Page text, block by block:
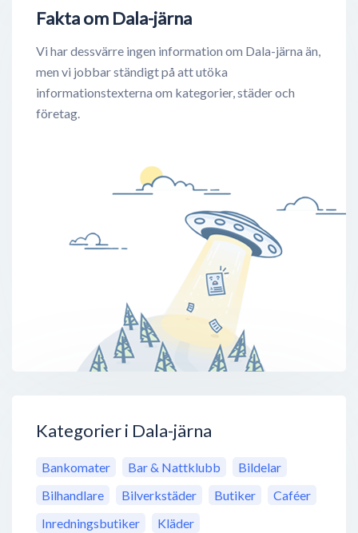
Fakta om Dala-järna
Vi har dessvärre ingen information om Dala-järna än,
men vi jobbar ständigt på att utöka
informationstexterna om kategorier, städer och
företag.
Kategorier i Dala-järna
Bankomater Bar & Nattklubb
Bildelar
Bilhandlare
Bilverkstäder Butiker
Caféer
Inredningsbutiker
Kläder